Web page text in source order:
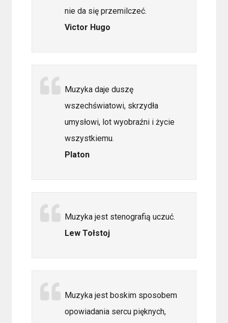
nie da się przemilczeć.
Victor Hugo
Muzyka daje duszę
wszechświatowi, skrzydła
umysłowi, lot wyobraźni i życie
wszystkiemu.
Platon
Muzyka jest stenografią uczuć.
Lew Tołstoj
Muzyka jest boskim sposobem
opowiadania sercu pięknych,